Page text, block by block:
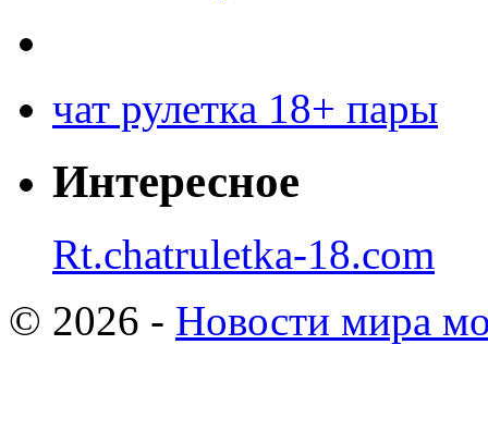
чат рулетка 18+ пары
Интересное
Rt.chatruletka-18.com
© 2026 - Новости мира